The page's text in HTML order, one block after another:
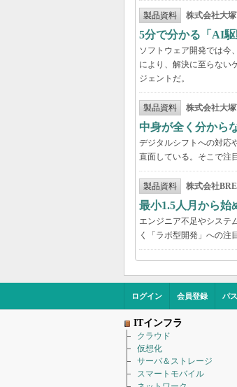
製品資料 株式会社大
5分で分かる「AI
ソフトウェア開発では今
により、解決に至らない
ジェントだ。
製品資料 株式会社大
中身が全く分から
デジタルシフトへの対応
直面している。そこで注
製品資料 株式会社
最小1.5人月から始
エンジニア不足やシステ
く「ラボ型開発」への注
ログイン 会員登録 パ
ITインフラ
クラウド
仮想化
サーバ＆ストレージ
スマートモバイル